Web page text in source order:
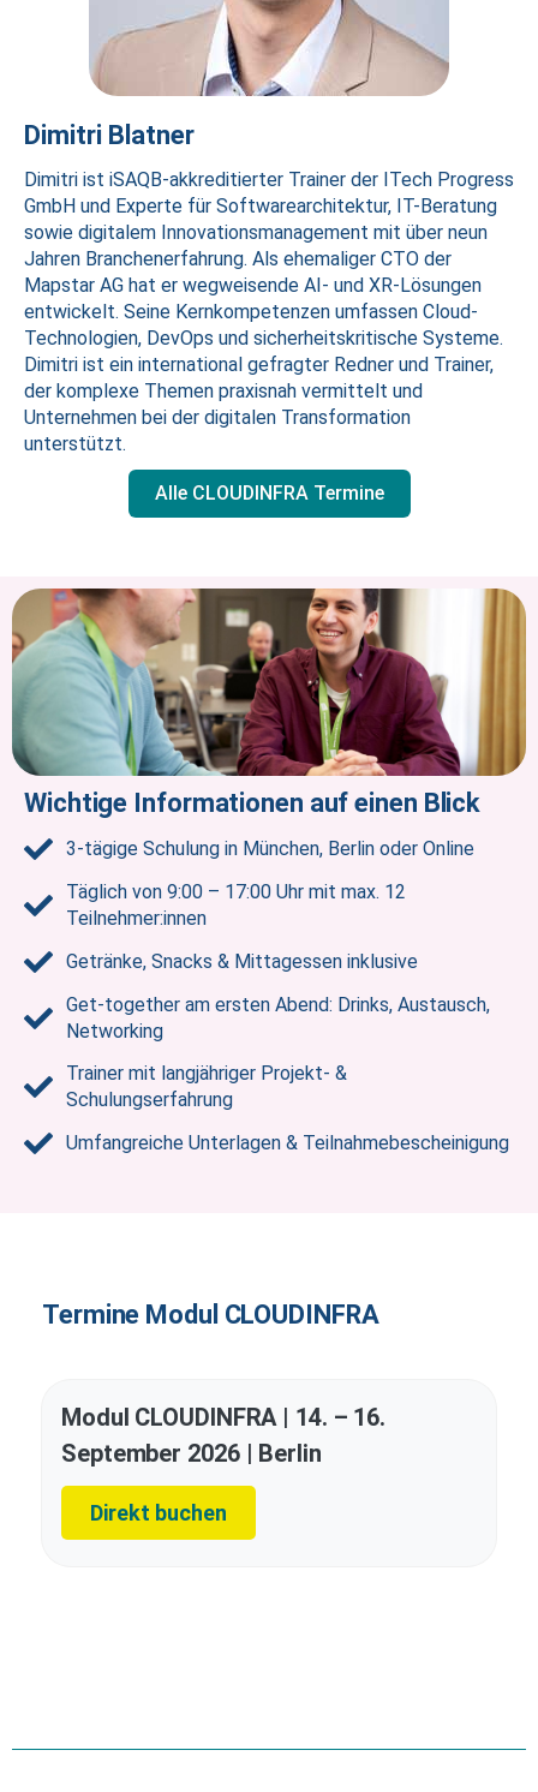
Dimitri Blatner
Dimitri ist iSAQB-akkreditierter Trainer der ITech Progress
GmbH und Experte für Softwarearchitektur, IT-Beratung
sowie digitalem Innovationsmanagement mit über neun
Jahren Branchenerfahrung. Als ehemaliger CTO der
Mapstar AG hat er wegweisende AI- und XR-Lösungen
entwickelt. Seine Kernkompetenzen umfassen Cloud-
Technologien, DevOps und sicherheitskritische Systeme.
Dimitri ist ein international gefragter Redner und Trainer,
der komplexe Themen praxisnah vermittelt und
Unternehmen bei der digitalen Transformation
unterstützt.
Alle CLOUDINFRA Termine
Wichtige Informationen auf einen Blick
3-tägige Schulung in München, Berlin oder Online
Täglich von 9:00 – 17:00 Uhr mit max. 12
Teilnehmer:innen
Getränke, Snacks & Mittagessen inklusive
Get-together am ersten Abend: Drinks, Austausch,
Networking
Trainer mit langjähriger Projekt- &
Schulungserfahrung
Umfangreiche Unterlagen & Teilnahmebescheinigung
Termine Modul CLOUDINFRA
Modul CLOUDINFRA | 14. – 16.
September 2026 | Berlin
Direkt buchen